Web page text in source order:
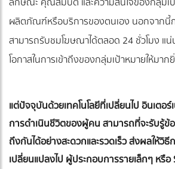
ผลิตภัณฑ์หรือบริการของตนเอง นอกจากนี้
สามารถรับชมโฆษณาได้ตลอด 24 ชั่วโมง แน่
โอกาสในการเข้าถึงของกลุ่มเป้าหมายให้มาก
แต่ปัจจุบันด้วยเทคโนโลยีที่เปลี่ยนไป อินเตอ
การดำเนินชีวิตของผู้คน สามารถที่จะรับรู้ข้
ถึงกันได้อย่างสะดวกและรวดเร็ว ส่งผลให้วิ
เปลี่ยนแปลงไป ผู้ประกอบการรายเล็กๆ หรือ